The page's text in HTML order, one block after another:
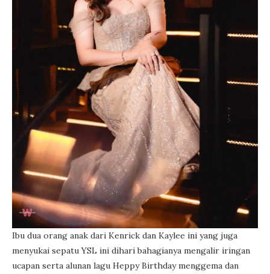
Ibu dua orang anak dari Kenrick dan Kaylee ini yang juga
menyukai sepatu YSL ini dihari bahagianya mengalir iringan
ucapan serta alunan lagu Heppy Birthday menggema dan